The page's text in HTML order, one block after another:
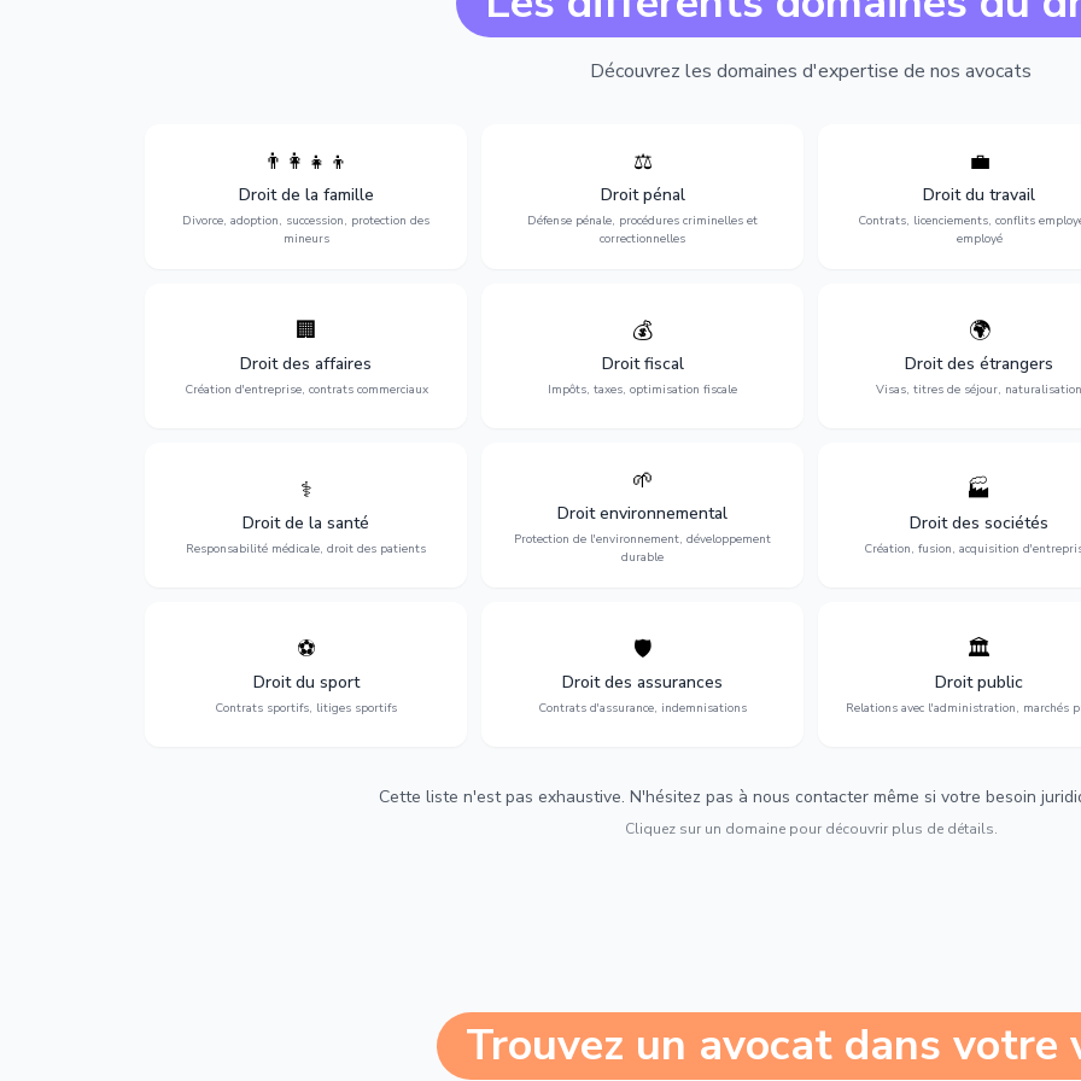
Découvrez les domaines d'expertise de nos avocats
👨‍👩‍👧‍👦
Droit de la famille
Divorce, adoption, succession, protection des
mineurs
succession et protection des personnes
vulnérables.
⚖️
Droit pénal
Défense pénale, procédures criminelles et
correctionnelles
Expertise en matière pénale, de
l'assistance en garde à vue jusqu'au
procès, pour toute affaire correctionnelle
ou criminelle.
💼
Droit du travail
Contrats, licenciements, conflits
employé
Protection de vos droits au
contrats, licenciements,
discrimination et conflits avec
l'employeur.
🏢
Droit des affaires
Création d'entreprise, contrats commerciaux
Accompagnement complet pour votre
entreprise : création, contrats
commerciaux, concurrence et litiges.
💰
Droit fiscal
Impôts, taxes, optimisation fiscale
Optimisation de votre situation fiscale :
déclarations, contentieux, contrôles
fiscaux et planification.
🌍
Droit des étrangers
Visas, titres de séjour, naturalisation
Obtention de vos droits de séjour :
cartes de séjour, regroupement
naturalisation.
⚕️
Droit de la santé
Responsabilité médicale, droit des patients
Défense de vos droits médicaux : erreurs
médicales, responsabilité des praticiens
et indemnisation.
🌱
Droit environnemental
Protection de l'environnement, développement
durable
environnementale, litiges et
développement durable.
🏭
Droit des sociétés
Création, fusion, acquisition
Structuration de votre société :
fusion-acquisition, gouvernance
restructuration.
⚽
Droit du sport
Contrats sportifs, litiges sportifs
Expertise en droit sportif : contrats de
sportifs, transferts, sponsoring et
contentieux.
🛡️
Droit des assurances
Contrats d'assurance, indemnisations
Défense de vos intérêts : contrats
d'assurance, sinistres et indemnisations
optimales.
🏛️
Droit public
Relations avec l'administration, marchés
Gestion de vos relations avec
l'administration : marchés
urbanisme et contentieux.
Cette liste n'est pas exhaustive. N'hésitez pas à nous contacter même si votre besoin
Cliquez sur un domaine pour découvrir plus de détails.
Trouvez un avocat dans votre